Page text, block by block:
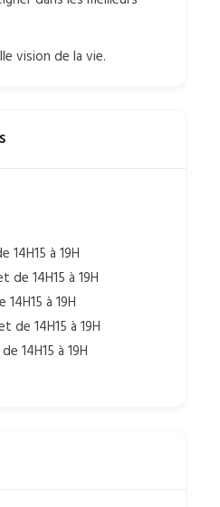
vision de la vie.
14H15 à 19H
de 14H15 à 19H
à 19H
de 14H15 à 19H
14H15 à 19H